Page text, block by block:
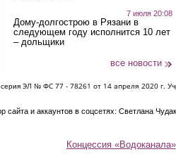
7 июля 20:08
Дому-долгострою в Рязани в
следующем году исполнится 10 лет
– дольщики
все новости
ЭЛ № ФС 77 - 78261 от 14 апреля 2020 г.
и аккаунтов в соцсетях: Светлана
Концессия «Водоканала»